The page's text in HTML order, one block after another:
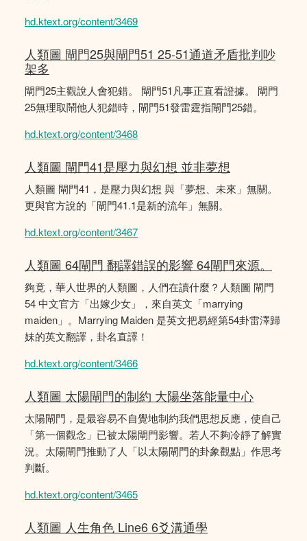
hd.ktext.org/content/3469
人類圖 閘門25與閘門51 25-51通道矛盾批判吵
架多
閘門25主觀說人會犯錯。 閘門51凡事正直看證據。 閘門
25無理取鬧他人犯錯時，閘門51發雷霆指閘門25錯。
hd.ktext.org/content/3468
人類圖 閘門41是壓力與幻想 並非夢想
人類圖 閘門41，是壓力與幻想 與「夢想、未來」無關。
更與官方說的「閘門41.1是新的流年」無關。
hd.ktext.org/content/3467
人類圖 64閘門 翻譯錯誤的影響 64閘門來源。
夠竟，華人世界的人類圖，人們在讀什麼？人類圖 閘門
54 中文官方「出嫁少女」，來自英文「marrying
maiden」。Marrying Maiden 是英文把易經第54卦雷澤歸
妹的英文翻譯，卦名直譯！
hd.ktext.org/content/3466
人類圖 太陽閘門的制約 大陽坐落能量中心
太陽閘門，是最容易不自覺地制約我們思想反應，使自己
「第一個觀念」已被太陽閘門影響。若人不夠冷靜了解實
況。太陽閘門推動了人「以太陽閘門的卦象觀點」作思考
判斷。
hd.ktext.org/content/3465
人類圖 人生角色 Line6 6爻溝通學